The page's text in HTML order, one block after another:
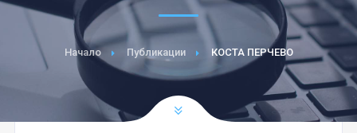
Начало Публикации КОСТА ПЕРЧЕВО